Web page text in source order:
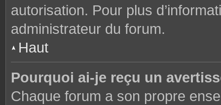
autorisation. Pour plus
administrateur du forum.
Haut
Pourquoi ai-je reçu un
Chaque forum a son propre